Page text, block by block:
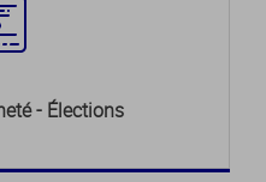
- Élections